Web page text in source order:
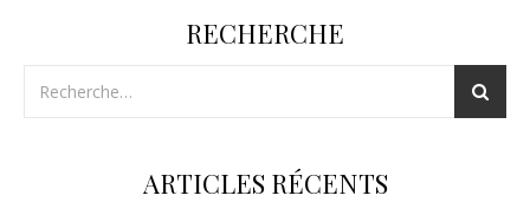
RECHERCHE
ARTICLES RÉCENTS